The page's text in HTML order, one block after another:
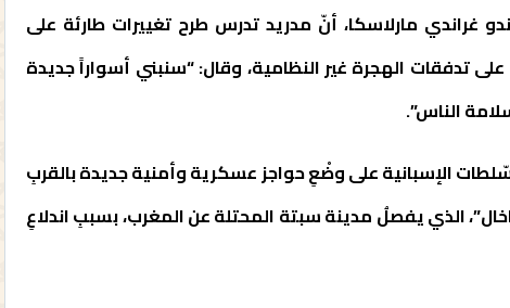
غراندي مارلاسكا، أنّ مدريد تدرس طرح تغييرات طارئة على
تدفقات الهجرة غير النظامية، وقال: “سنبني أسواراً جديدة
الناس”.
الإسبانية على وضْعِ حواجز عسكرية وأمنية جديدة بالقربِ
الذي يفصلُ مدينة سبتة المحتلة عن المغرب، بسببِ اندلاعِ